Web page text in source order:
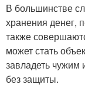
В большинстве
хранения денег,
также
может стать
завладеть чужим
без защиты.